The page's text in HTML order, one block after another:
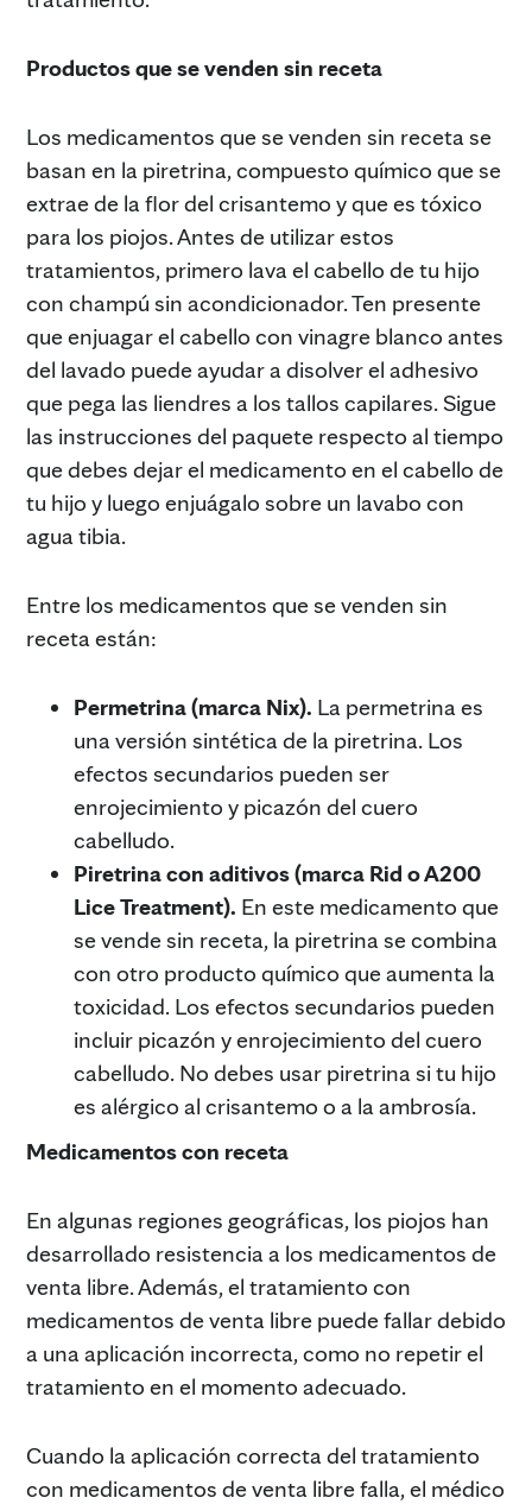
Productos que se venden sin receta
Los medicamentos que se venden sin receta se
basan en la piretrina, compuesto químico que se
extrae de la flor del crisantemo y que es tóxico
para los piojos. Antes de utilizar estos
tratamientos, primero lava el cabello de tu hijo
con champú sin acondicionador. Ten presente
que enjuagar el cabello con vinagre blanco antes
del lavado puede ayudar a disolver el adhesivo
que pega las liendres a los tallos capilares. Sigue
las instrucciones del paquete respecto al tiempo
que debes dejar el medicamento en el cabello de
tu hijo y luego enjuágalo sobre un lavabo con
agua tibia.
Entre los medicamentos que se venden sin
receta están:
Permetrina (marca Nix). La permetrina es
una versión sintética de la piretrina. Los
efectos secundarios pueden ser
enrojecimiento y picazón del cuero
cabelludo.
Piretrina con aditivos (marca Rid o A200
Lice Treatment). En este medicamento que
se vende sin receta, la piretrina se combina
con otro producto químico que aumenta la
toxicidad. Los efectos secundarios pueden
incluir picazón y enrojecimiento del cuero
cabelludo. No debes usar piretrina si tu hijo
es alérgico al crisantemo o a la ambrosía.
Medicamentos con receta
En algunas regiones geográficas, los piojos han
desarrollado resistencia a los medicamentos de
venta libre. Además, el tratamiento con
medicamentos de venta libre puede fallar debido
a una aplicación incorrecta, como no repetir el
tratamiento en el momento adecuado.
Cuando la aplicación correcta del tratamiento
con medicamentos de venta libre falla, el médico